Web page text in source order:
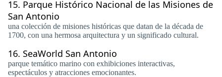
15. Parque Histórico Nacional de las Misiones de
San Antonio
una colección de misiones históricas que datan de la década de
1700, con una hermosa arquitectura y un significado cultural.
16. SeaWorld San Antonio
parque temático marino con exhibiciones interactivas,
espectáculos y atracciones emocionantes.